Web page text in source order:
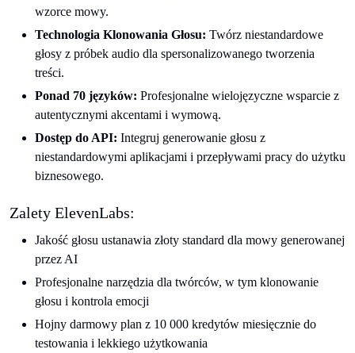
wzorce mowy.
Technologia Klonowania Głosu: Twórz niestandardowe
głosy z próbek audio dla spersonalizowanego tworzenia
treści.
Ponad 70 języków: Profesjonalne wielojęzyczne wsparcie z
autentycznymi akcentami i wymową.
Dostęp do API: Integruj generowanie głosu z
niestandardowymi aplikacjami i przepływami pracy do użytku
biznesowego.
Zalety ElevenLabs:
Jakość głosu ustanawia złoty standard dla mowy generowanej
przez AI
Profesjonalne narzędzia dla twórców, w tym klonowanie
głosu i kontrola emocji
Hojny darmowy plan z 10 000 kredytów miesięcznie do
testowania i lekkiego użytkowania